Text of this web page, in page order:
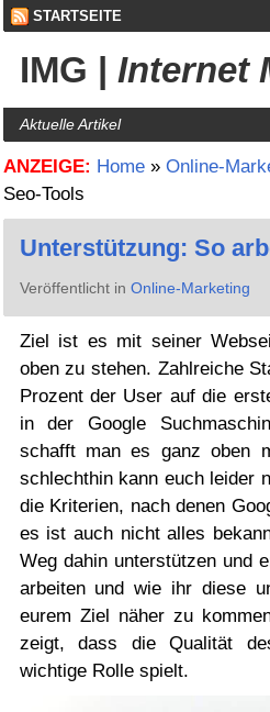
STARTSEITE
IMG | Internet
Aktuelle Artikel
ANZEIGE: Home» Online-
Seo-Tools
Unterstützung: So
Veröffentlicht in Online-Marketing
Ziel ist es mit seiner
oben zu stehen. Zahlreiche
Prozent der User auf die
in der Google
schafft man es ganz oben
schlechthin kann euch leider
die Kriterien, nach denen
es ist auch nicht alles
Weg dahin unterstützen und
arbeiten und wie ihr diese
eurem Ziel näher zu
zeigt, dass die Qualität
wichtige Rolle spielt.